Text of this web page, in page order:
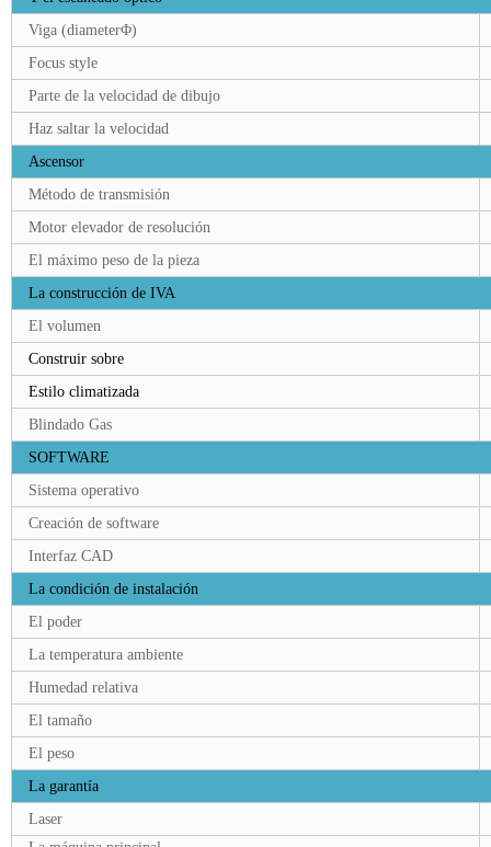
Viga (diameterΦ)
Focus style
Parte de la velocidad de dibujo
Haz saltar la velocidad
Ascensor
Método de transmisión
Motor elevador de resolución
El máximo peso de la pieza
La construcción de IVA
El volumen
Construir sobre
Estilo climatizada
Blindado Gas
SOFTWARE
Sistema operativo
Creación de software
Interfaz CAD
La condición de instalación
El poder
La temperatura ambiente
Humedad relativa
El tamaño
El peso
La garantía
Laser